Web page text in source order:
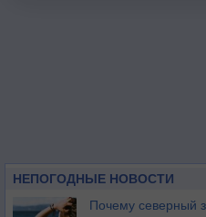
НЕПОГОДНЫЕ НОВОСТИ
Почему северный